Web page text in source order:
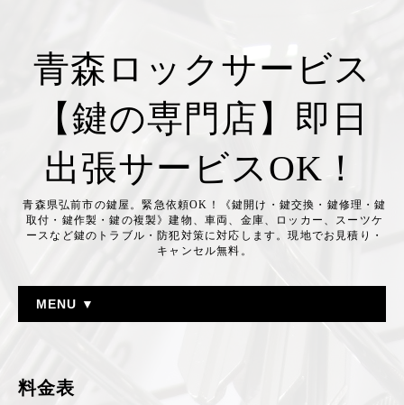
青森ロックサービス
【鍵の専門店】即日
出張サービスOK！
青森県弘前市の鍵屋。緊急依頼OK！《鍵開け・鍵交換・鍵修理・鍵
取付・鍵作製・鍵の複製》建物、車両、金庫、ロッカー、スーツケ
ースなど鍵のトラブル・防犯対策に対応します。現地でお見積り・
キャンセル無料。
MENU ▼
料金表